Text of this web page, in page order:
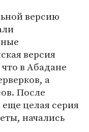
версию
версия
что в Абадане
а
После
еще целая серия
начались